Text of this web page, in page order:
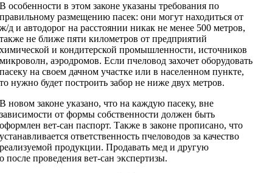
В особенности в этом законе указаны требования по
правильному размещению пасек: они могут находиться от
ж/д и автодорог на расстоянии никак не менее 500 метров,
также не ближе пяти километров от предприятий
химической и кондитерской промышленности, источников
микроволн, аэродромов. Если пчеловод захочет оборудовать
пасеку на своем дачном участке или в населенном пункте,
то нужно будет построить забор не ниже двух метров.
В новом законе указано, что на каждую пасеку, вне
зависимости от формы собственности должен быть
оформлен вет-сан паспорт. Также в законе прописано, что
устанавливается ответственность пчеловодов за качество
реализуемой продукции. Продавать мед и другую
проведения вет-сан экспертизы.